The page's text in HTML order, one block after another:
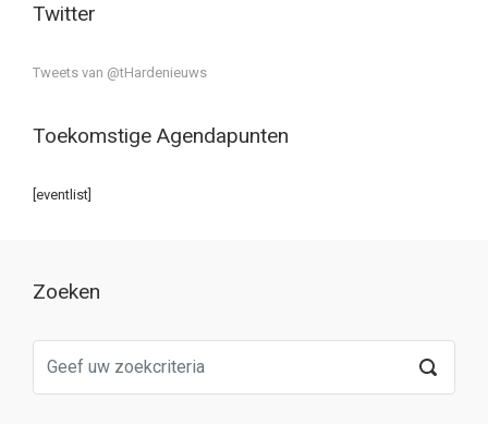
Twitter
Tweets van @tHardenieuws
Toekomstige Agendapunten
[eventlist]
Zoeken